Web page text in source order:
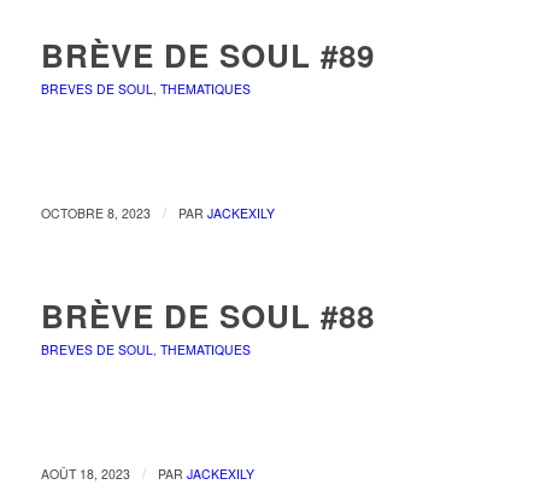
BRÈVE DE SOUL #89
BREVES DE SOUL, THEMATIQUES
OCTOBRE 8, 2023 / PAR JACKEXILY
BRÈVE DE SOUL #88
BREVES DE SOUL, THEMATIQUES
AOÛT 18, 2023 / PAR JACKEXILY